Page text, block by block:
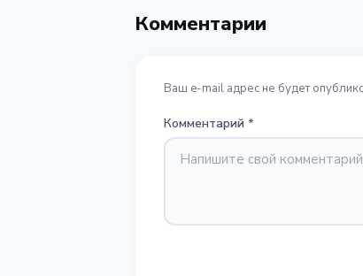
Комментарии
Ваш e-mail адрес не будет
Комментарий *